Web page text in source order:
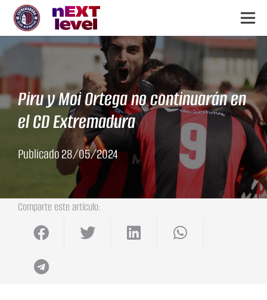
Piru y Moi Ortega no continuarán en
el CD Extremadura
Publicado28/05/2024
Comparte este artículo: